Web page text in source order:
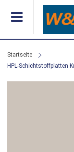
Startseite
HPL-Schichtstoffplatten